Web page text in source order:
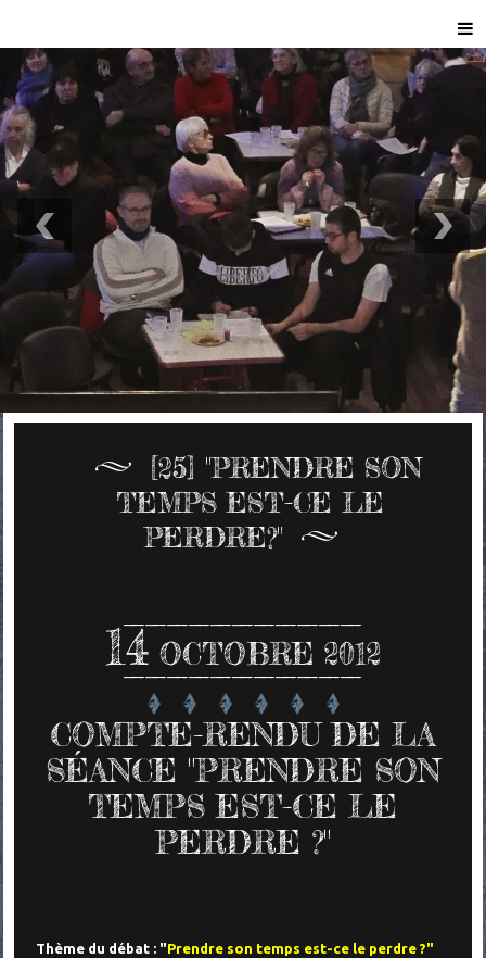
[25] "PRENDRE SON
TEMPS EST-CE LE
PERDRE?"
14 OCTOBRE 2012
COMPTE-RENDU DE LA
SÉANCE "PRENDRE SON
TEMPS EST-CE LE
PERDRE ?"
Thème du débat : "Prendre son temps est-ce le perdre ?"